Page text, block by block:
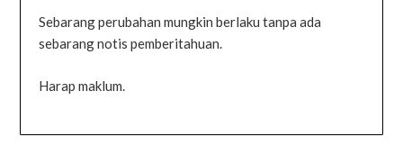
Sebarang perubahan mungkin berlaku tanpa ada
sebarang notis pemberitahuan.
Harap maklum.